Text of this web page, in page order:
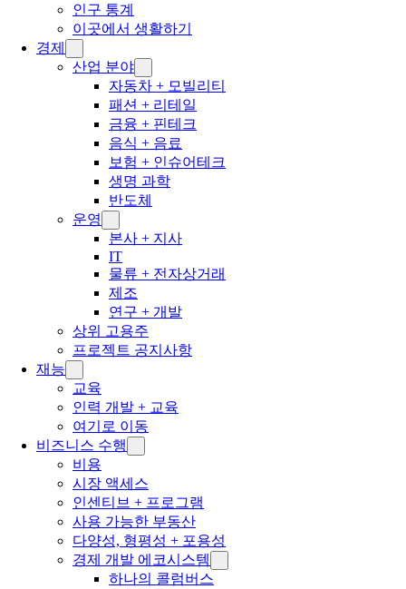
인구 통계
이곳에서 생활하기
경제
산업 분야
자동차 + 모빌리티
패션 + 리테일
금융 + 핀테크
음식 + 음료
보험 + 인슈어테크
생명 과학
반도체
운영
본사 + 지사
IT
물류 + 전자상거래
제조
연구 + 개발
상위 고용주
프로젝트 공지사항
재능
교육
인력 개발 + 교육
여기로 이동
비즈니스 수행
비용
시장 액세스
인센티브 + 프로그램
사용 가능한 부동산
다양성, 형평성 + 포용성
경제 개발 에코시스템
하나의 콜럼버스